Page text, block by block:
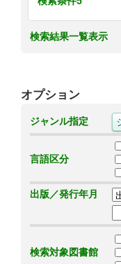
検索結果一覧表示
オプション
ジャンル指定
言語区分
出版／発行年月
検索対象図書館